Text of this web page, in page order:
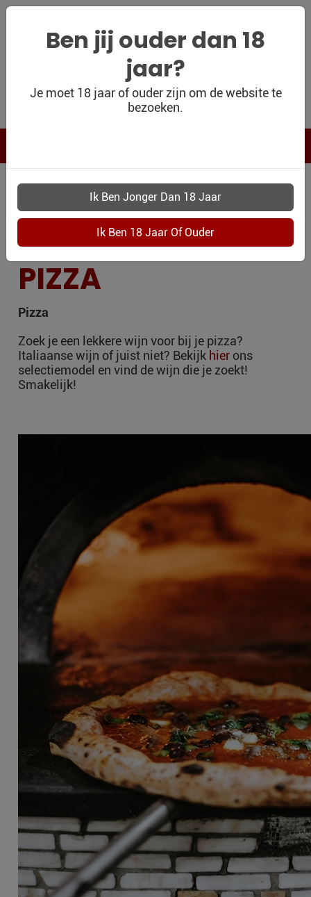
WIJNSHOP
WIJN BLOG
WIJN OUTLET
PERSOONLIJK-
WIJN-
KADOBON
CONTACT
Ben jij ouder dan 18
jaar?
Je moet 18 jaar of ouder zijn om de website te
bezoeken.
CULINAIRE
BEGELEIDING
PIZZA
Pizza
Zoek je een lekkere wijn voor bij je pizza?
Italiaanse wijn of juist niet? Bekijk hier ons
selectiemodel en vind de wijn die je zoekt!
Smakelijk!